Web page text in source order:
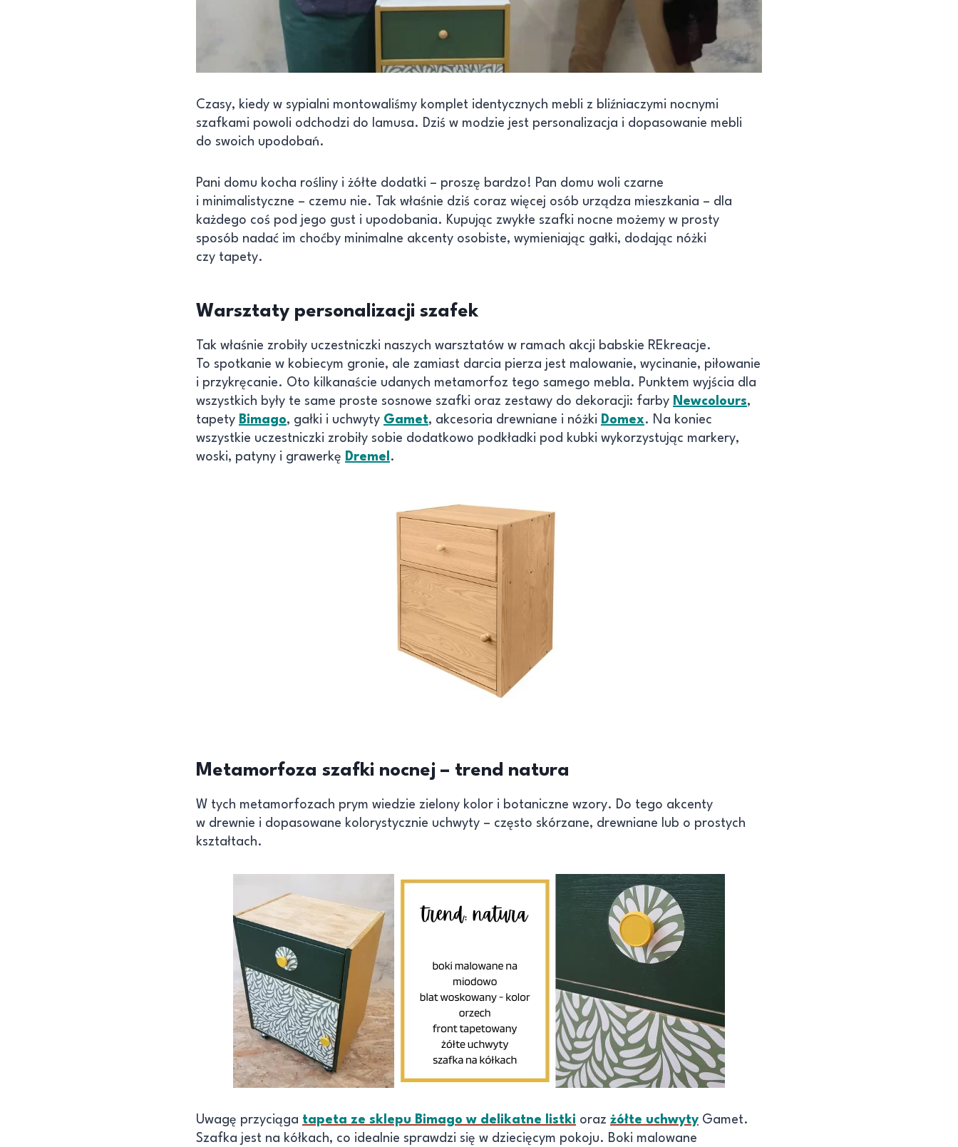
Czasy, kiedy w sypialni montowaliśmy komplet identycznych mebli z bliźniaczymi nocnymi
szafkami powoli odchodzi do lamusa. Dziś w modzie jest personalizacja i dopasowanie mebli
do swoich upodobań.
Pani domu kocha rośliny i żółte dodatki – proszę bardzo! Pan domu woli czarne
i minimalistyczne – czemu nie. Tak właśnie dziś coraz więcej osób urządza mieszkania – dla
każdego coś pod jego gust i upodobania. Kupując zwykłe szafki nocne możemy w prosty
sposób nadać im choćby minimalne akcenty osobiste, wymieniając gałki, dodając nóżki
czy tapety.
Warsztaty personalizacji szafek
Tak właśnie zrobiły uczestniczki naszych warsztatów w ramach akcji babskie REkreacje.
To spotkanie w kobiecym gronie, ale zamiast darcia pierza jest malowanie, wycinanie, piłowanie
i przykręcanie. Oto kilkanaście udanych metamorfoz tego samego mebla. Punktem wyjścia dla
wszystkich były te same proste sosnowe szafki oraz zestawy do dekoracji: farby Newcolours,
tapety Bimago, gałki i uchwyty Gamet, akcesoria drewniane i nóżki Domex. Na koniec
wszystkie uczestniczki zrobiły sobie dodatkowo podkładki pod kubki wykorzystując markery,
woski, patyny i grawerkę Dremel .
Metamorfoza szafki nocnej – trend natura
W tych metamorfozach prym wiedzie zielony kolor i botaniczne wzory. Do tego akcenty
w drewnie i dopasowane kolorystycznie uchwyty – często skórzane, drewniane lub o prostych
kształtach.
Uwagę przyciąga tapeta ze sklepu Bimago w delikatne listki oraz żółte uchwyty Gamet.
Szafka jest na kółkach, co idealnie sprawdzi się w dziecięcym pokoju. Boki malowane